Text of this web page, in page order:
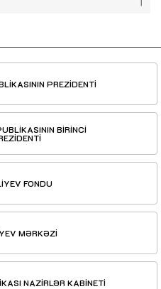
PREZİDENTİ
BİRİNCİ
FONDU
MƏRKƏZİ
NAZİRLƏR KABİNETİ